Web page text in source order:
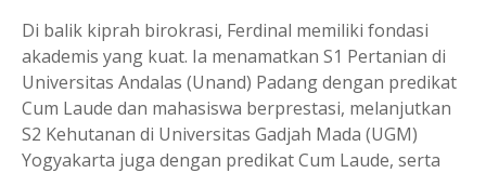
Di balik kiprah birokrasi, Ferdinal memiliki fondasi
akademis yang kuat. Ia menamatkan S1 Pertanian di
Universitas Andalas (Unand) Padang dengan predikat
Cum Laude dan mahasiswa berprestasi, melanjutkan
S2 Kehutanan di Universitas Gadjah Mada (UGM)
Yogyakarta juga dengan predikat Cum Laude, serta